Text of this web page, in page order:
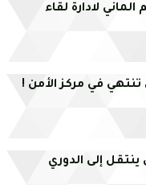
لادارة لقاء
تنتهي في مركز الأمن !
إلى الدوري